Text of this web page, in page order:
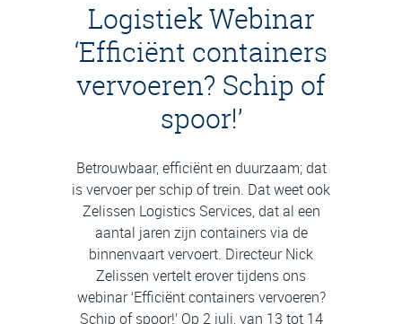
Logistiek Webinar
‘Efficiënt containers
vervoeren? Schip of
spoor!’
Betrouwbaar, efficiënt en duurzaam; dat
is vervoer per schip of trein. Dat weet ook
Zelissen Logistics Services, dat al een
aantal jaren zijn containers via de
binnenvaart vervoert. Directeur Nick
Zelissen vertelt erover tijdens ons
webinar ‘Efficiënt containers vervoeren?
Schip of spoor!’ Op 2 juli, van 13 tot 14